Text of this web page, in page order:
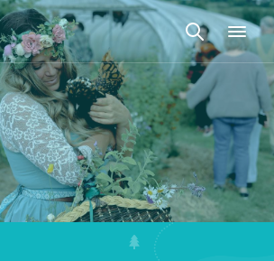
CONTENU
Suchen
nach
einer
Aktivität,
einer
Unterkunft…
BESTÄTIGEN